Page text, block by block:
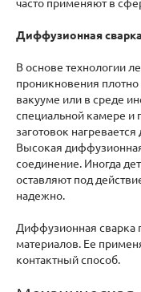
часто применяют в
Диффузионная сварка
В основе технологии
проникновения
вакууме или в среде
специальной камере и
заготовок
Высокая
соединение. Иногда
оставляют под
надежно.
Диффузионная сварка
материалов. Ее
контактный способ.